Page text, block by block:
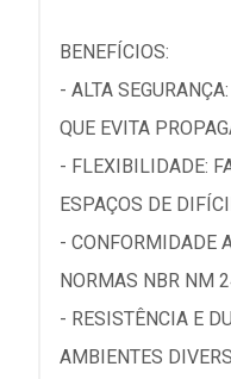
BENEFÍCIOS:
- ALTA
QUE EVITA
- FLEXIBILIDADE:
ESPAÇOS DE
- CONFORMIDADE
NORMAS NBR NM
- RESISTÊNCIA E
AMBIENTES